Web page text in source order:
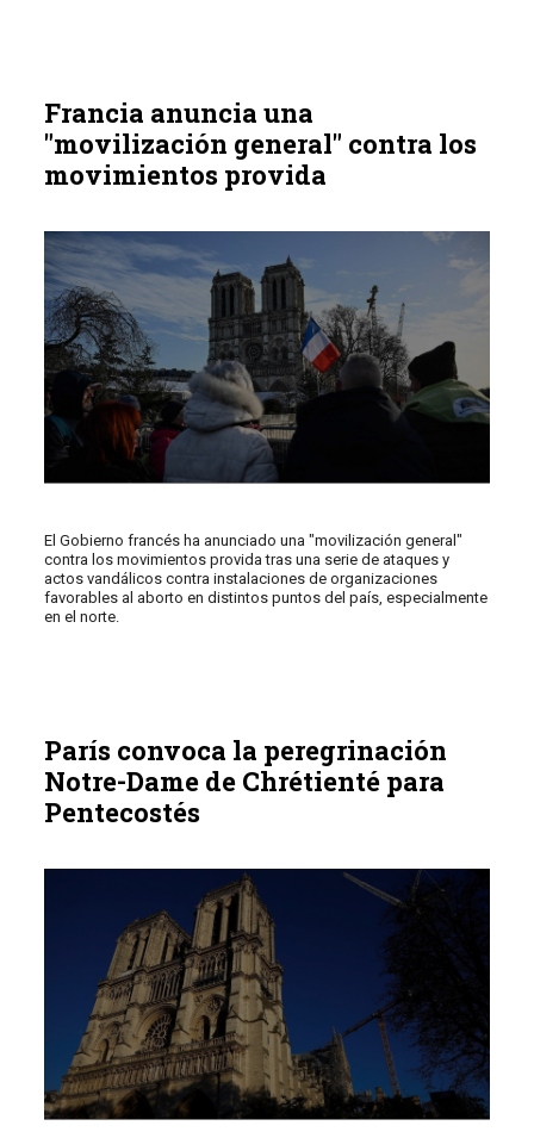
Francia anuncia una
"movilización general" contra los
movimientos provida
El Gobierno francés ha anunciado una "movilización general"
contra los movimientos provida tras una serie de ataques y
actos vandálicos contra instalaciones de organizaciones
favorables al aborto en distintos puntos del país, especialmente
en el norte.
París convoca la peregrinación
Notre-Dame de Chrétienté para
Pentecostés